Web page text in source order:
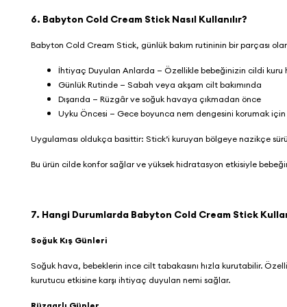
6. Babyton Cold Cream Stick Nasıl Kullanılır?
Babyton Cold Cream Stick, günlük bakım rutininin bir parçası
İhtiyaç Duyulan Anlarda — Özellikle bebeğinizin cildi kuru
Günlük Rutinde — Sabah veya akşam cilt bakımında
Dışarıda — Rüzgâr ve soğuk havaya çıkmadan önce
Uyku Öncesi — Gece boyunca nem dengesini korumak için
Uygulaması oldukça basittir: Stick’i kuruyan bölgeye nazikçe
Bu ürün cilde konfor sağlar ve yüksek hidratasyon etkisiyle
7. Hangi Durumlarda Babyton Cold Cream Stick
Soğuk Kış Günleri
Soğuk hava, bebeklerin ince cilt tabakasını hızla kurutabilir.
kurutucu etkisine karşı ihtiyaç duyulan nemi sağlar.